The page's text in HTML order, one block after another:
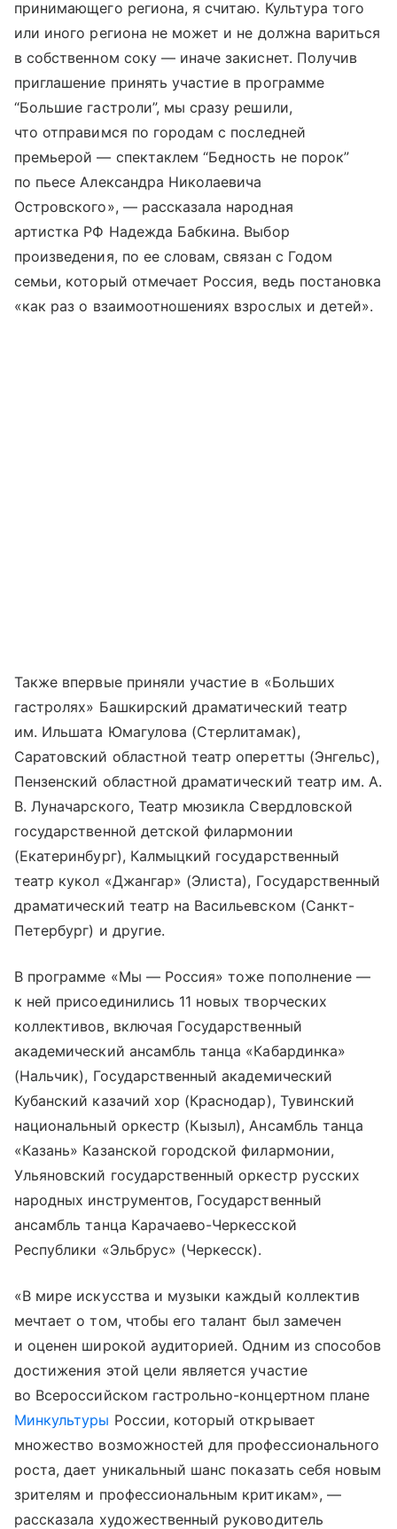
принимающего региона, я считаю. Культура того
или иного региона не может и не должна вариться
в собственном соку — иначе закиснет. Получив
приглашение принять участие в программе
“Большие гастроли”, мы сразу решили,
что отправимся по городам с последней
премьерой — спектаклем “Бедность не порок”
по пьесе Александра Николаевича
Островского», — рассказала народная
артистка РФ Надежда Бабкина. Выбор
произведения, по ее словам, связан с Годом
семьи, который отмечает Россия, ведь постановка
«как раз о взаимоотношениях взрослых и детей».
Также впервые приняли участие в «Больших
гастролях» Башкирский драматический театр
им. Ильшата Юмагулова (Стерлитамак),
Саратовский областной театр оперетты (Энгельс),
Пензенский областной драматический театр им. А.
В. Луначарского, Театр мюзикла Свердловской
государственной детской филармонии
(Екатеринбург), Калмыцкий государственный
театр кукол «Джангар» (Элиста), Государственный
драматический театр на Васильевском (Санкт-
Петербург) и другие.
В программе «Мы — Россия» тоже пополнение —
к ней присоединились 11 новых творческих
коллективов, включая Государственный
академический ансамбль танца «Кабардинка»
(Нальчик), Государственный академический
Кубанский казачий хор (Краснодар), Тувинский
национальный оркестр (Кызыл), Ансамбль танца
«Казань» Казанской городской филармонии,
Ульяновский государственный оркестр русских
народных инструментов, Государственный
ансамбль танца Карачаево-Черкесской
Республики «Эльбрус» (Черкесск).
«В мире искусства и музыки каждый коллектив
мечтает о том, чтобы его талант был замечен
и оценен широкой аудиторией. Одним из способов
достижения этой цели является участие
во Всероссийском гастрольно-концертном плане
Минкультуры России, который открывает
множество возможностей для профессионального
роста, дает уникальный шанс показать себя новым
зрителям и профессиональным критикам», —
рассказала художественный руководитель